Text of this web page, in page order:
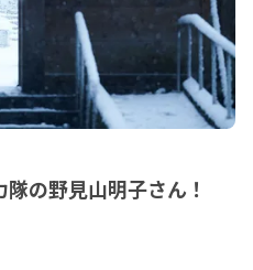
の野見山明子さん！